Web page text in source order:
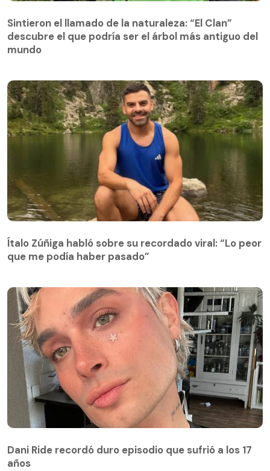
descubre el que podría ser el árbol más antiguo del
mundo
Sintieron el llamado de la naturaleza: “El Clan”
descubre el que podría ser el árbol más antiguo del
mundo
Ítalo Zúñiga habló sobre su recordado viral: “Lo peor
que me podía haber pasado”
Dani Ride recordó duro episodio que sufrió a los 17
años